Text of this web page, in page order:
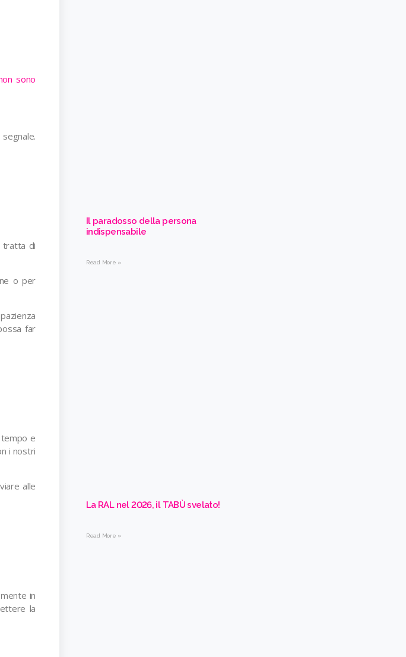
sono
tratta di
o per
far
e
i nostri
alle
in
la
Il paradosso della persona
indispensabile
Read More »
La RAL nel 2026, il TABÙ svelato!
Read More »